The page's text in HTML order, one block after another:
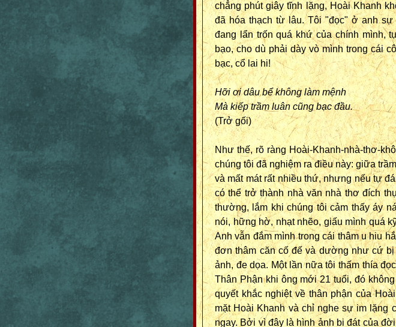
chẳng phút giây tĩnh lặng, Hoài Khanh
đã hóa thạch từ lâu. Tôi "đọc" ở anh
đang lẩn trốn quá khứ của chính mình,
bạo, cho dù phải dày vò mình trong cái
bạc, cổ lai hi!
Hỡi ơi dâu bể không làm mệnh
Mà kiếp trầm luân cũng bạc đầu.
(Trở gối)
Như thế, rõ ràng Hoài-Khanh-nhà-thơ-
chúng tôi đã nghiệm ra điều này: giữa
và mất mát rất nhiều thứ, nhưng nếu tự
có thể trở thành nhà văn nhà thơ đích
thường, lắm khi chúng tôi cảm thấy áy
nói, hững hờ, nhạt nhẽo, giấu mình quá
Anh vẫn đắm mình trong cái thâm u hiu
đơn thâm căn cố đế và dường như cứ
ảnh, đe dọa. Một lần nữa tôi thấm thía
Thân Phận khi ông mới 21 tuổi, đó
quyết khắc nghiệt về thân phận của
mặt Hoài Khanh và chỉ nghe sự im lặng
ngay. Bởi vì đây là hình ảnh bi đát của